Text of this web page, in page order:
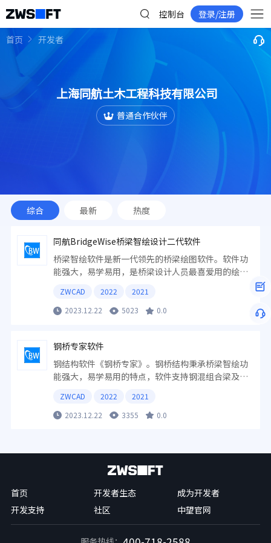
控制台 登录/注册
首页 开发者
上海同航土木工程科技有限公司
普通合作伙伴
综合 最新 热度
同航BridgeWise桥梁智绘设计二代软件
桥梁智绘软件是新一代领先的桥梁绘图软件。软件功
能强大，易学易用，是桥梁设计人员最喜爱用的绘图
首创诸多功能，引领了桥梁绘图软件的潮流。
ZWCAD 2022
2021
2023.12.22
5023 0.0
钢桥专家软件
钢结构软件《钢桥专家》。钢桥结构秉承桥梁智绘功
能强大，易学易用的特点，软件支持钢混组合梁及钢
ZWCAD 2022
2021
2023.12.22
3355 0.0
首页 开发者生态
成为开发者
开发支持
社区 中望官网